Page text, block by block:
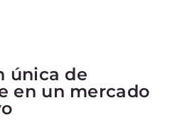
única de
en un mercado